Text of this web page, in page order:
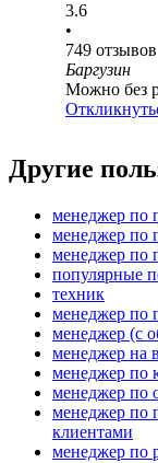
3.6
•
749 отзывов
Баргузин
Можно без
Другие
менеджер по
менеджер по
менеджер по
популярные
техник
менеджер по
менеджер (с
менеджер на
менеджер по
менеджер по
менеджер по
клиентами
менеджер по